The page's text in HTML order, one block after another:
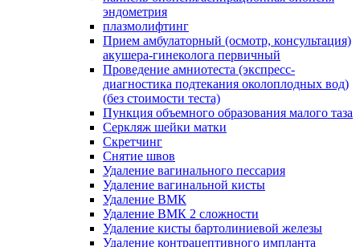
эндометрия
плазмолифтинг
Прием амбулаторный (осмотр, консультация)
акушера-гинеколога первичный
Проведение амниотеста (экспресс-
диагностика подтекания околоплодных вод)
(без стоимости теста)
Пункция объемного образования малого таза
Серкляж шейки матки
Скретчинг
Снятие швов
Удаление вагинального пессария
Удаление вагинальной кисты
Удаление ВМК
Удаление ВМК 2 сложности
Удаление кисты бартолиниевой железы
Удаление контрацептивного импланта